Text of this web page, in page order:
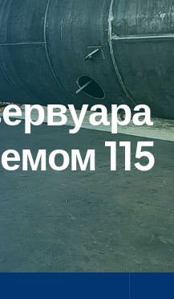
115